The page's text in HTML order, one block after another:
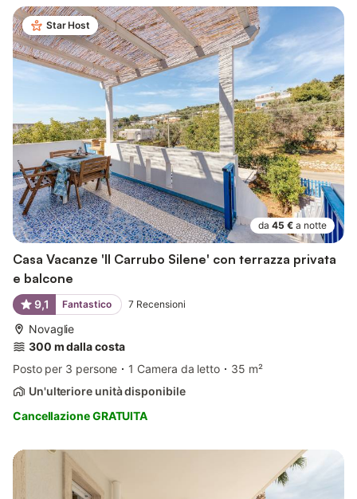
Star Host
da 45 € a notte
Casa Vacanze 'Il Carrubo Silene' con terrazza privata
e balcone
9,1 Fantastico 7 Recensioni
Novaglie
300 m dalla costa
Posto per 3 persone
1 Camera da letto
35 m²
Un'ulteriore unità disponibile
Cancellazione GRATUITA